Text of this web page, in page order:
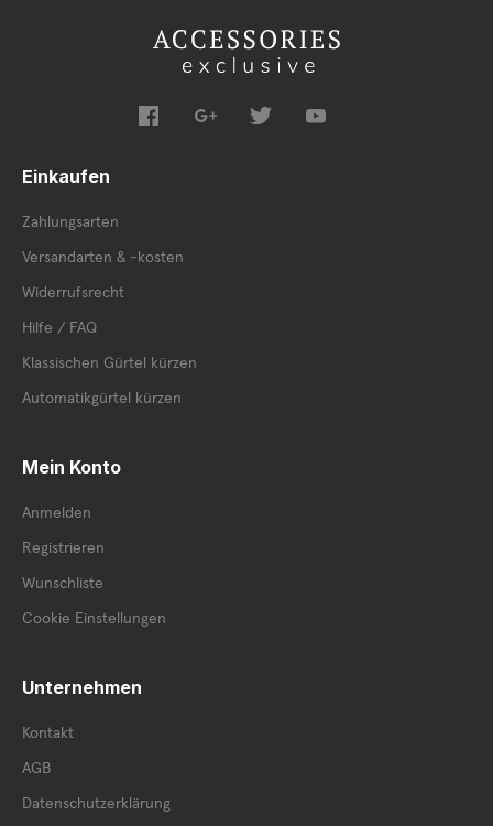
Einkaufen
Zahlungsarten
Versandarten & -kosten
Widerrufsrecht
Hilfe / FAQ
Klassischen Gürtel kürzen
Automatikgürtel kürzen
Mein Konto
Anmelden
Registrieren
Wunschliste
Cookie Einstellungen
Unternehmen
Kontakt
AGB
Datenschutzerklärung